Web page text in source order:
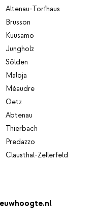
Altenau-Torfhaus
Brusson
Kuusamo
Jungholz
Sölden
Maloja
Méaudre
Oetz
Abtenau
Thierbach
Predazzo
Clausthal-Zellerfeld